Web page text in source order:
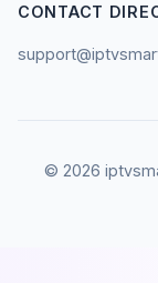
CONTACT
© 2026